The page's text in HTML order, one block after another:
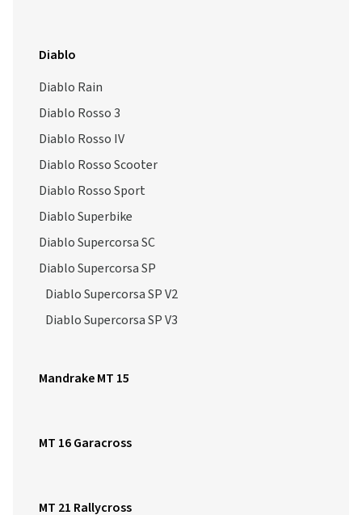
Diablo
Diablo Rain
Diablo Rosso 3
Diablo Rosso IV
Diablo Rosso Scooter
Diablo Rosso Sport
Diablo Superbike
Diablo Supercorsa SC
Diablo Supercorsa SP
Diablo Supercorsa SP V2
Diablo Supercorsa SP V3
Mandrake MT 15
MT 16 Garacross
MT 21 Rallycross